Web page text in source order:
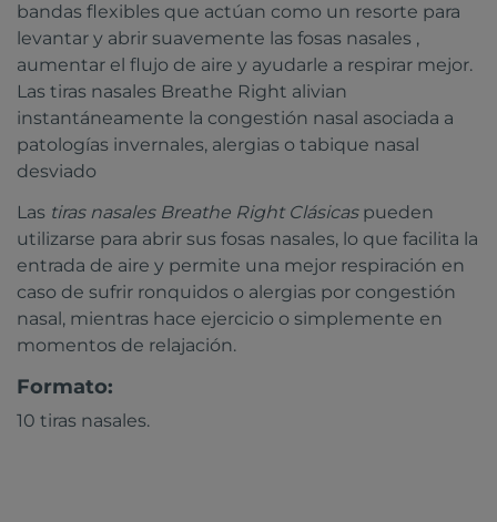
bandas flexibles que actúan como un resorte para
levantar y abrir suavemente las fosas nasales ,
aumentar el flujo de aire y ayudarle a respirar mejor.
Las tiras nasales Breathe Right alivian
instantáneamente la congestión nasal asociada a
patologías invernales, alergias o tabique nasal
desviado
Las tiras nasales Breathe Right Clásicaspueden
utilizarse para abrir sus fosas nasales, lo que facilita la
entrada de aire y permite una mejor respiración en
caso de sufrir ronquidos o alergias por congestión
nasal, mientras hace ejercicio o simplemente en
momentos de relajación.
Formato:
10 tiras nasales.